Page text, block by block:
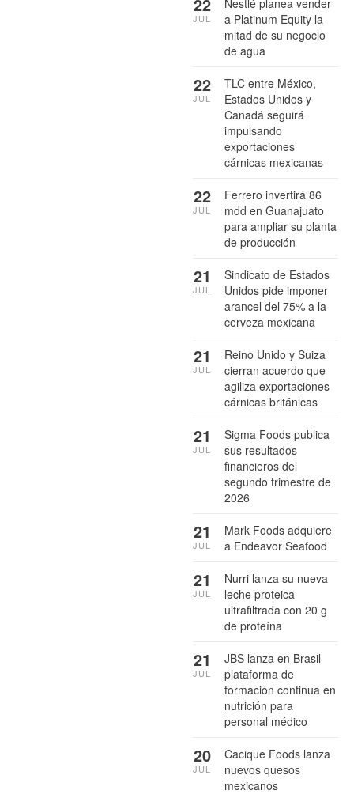
a Platinum Equity la
mitad de su negocio
de agua
JUL
TLC entre México,
Estados Unidos y
Canadá seguirá
impulsando
exportaciones
cárnicas mexicanas
22
JUL
Ferrero invertirá 86
mdd en Guanajuato
para ampliar su planta
de producción
22
JUL
Sindicato de Estados
Unidos pide imponer
arancel del 75% a la
cerveza mexicana
21
JUL
Reino Unido y Suiza
cierran acuerdo que
agiliza exportaciones
cárnicas británicas
21
JUL
Sigma Foods publica
sus resultados
financieros del
segundo trimestre de
2026
21
JUL
Mark Foods adquiere
a Endeavor Seafood
21
JUL
Nurri lanza su nueva
leche proteica
ultrafiltrada con 20 g
de proteína
21
JUL
JBS lanza en Brasil
plataforma de
formación continua en
nutrición para
personal médico
21
JUL
Cacique Foods lanza
nuevos quesos
mexicanos
20
JUL